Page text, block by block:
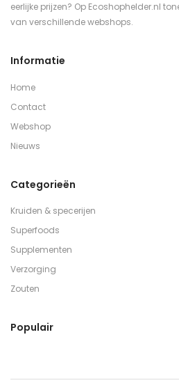
eerlijke prijzen? Op Ecoshophelder.nl
van verschillende webshops.
Informatie
Home
Contact
Webshop
Nieuws
Categorieën
Kruiden & specerijen
Superfoods
Supplementen
Verzorging
Zouten
Populair